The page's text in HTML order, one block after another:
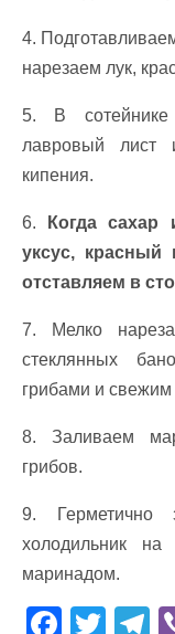
4.
нарезаем лук,
5. В
лавровый лист
кипения.
6.
Когда сахар
уксус,
отставляем в
7. Мелко
стеклянных
грибами и свежим
8. Заливаем
грибов.
9.
холодильник
маринадом.
F T T